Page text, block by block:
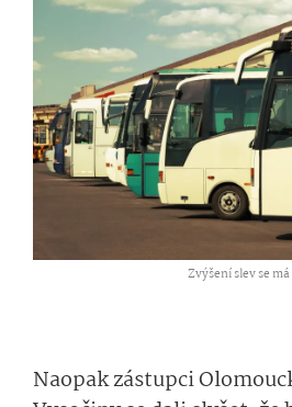
Zvýšení slev se
Naopak zástupci